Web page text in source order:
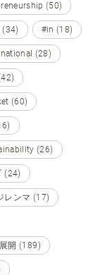
(50)
(34) #in (18)
(28)
(60)
(26)
(24)
レンマ (17)
開 (189)